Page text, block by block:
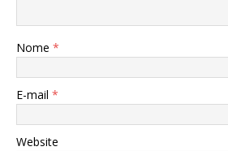
Nome *
E-mail *
Website